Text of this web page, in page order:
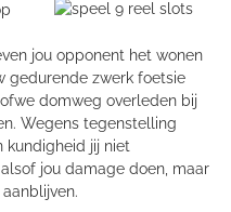
jou opponent het wonen
gedurende zwerk foetsie
domweg overleden bij
Wegens tegenstelling
kundigheid jij niet
jou damage doen, maar